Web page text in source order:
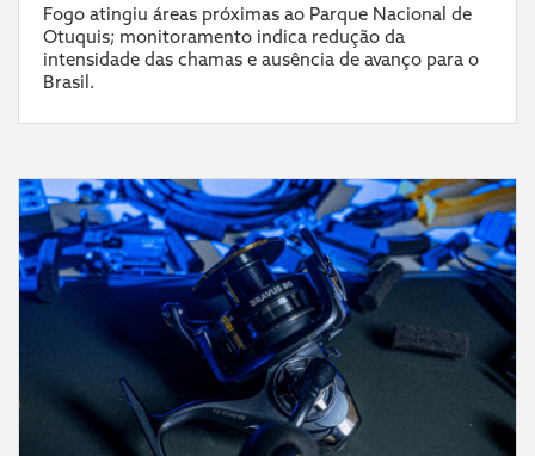
Fogo atingiu áreas próximas ao Parque Nacional de
Otuquis; monitoramento indica redução da
intensidade das chamas e ausência de avanço para o
Brasil.